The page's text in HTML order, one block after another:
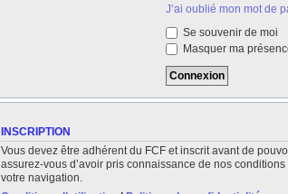
J’ai oublié mon mot de
Se souvenir de moi
Masquer ma
INSCRIPTION
Vous devez être adhérent du FCF et inscrit avant de
assurez-vous d’avoir pris connaissance de nos
votre navigation.